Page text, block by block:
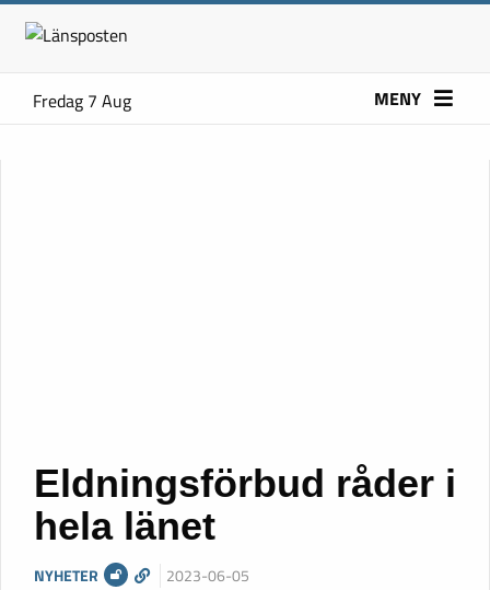
Fredag 7 Aug MENY
Eldningsförbud råder i
hela länet
NYHETER 2023-06-05